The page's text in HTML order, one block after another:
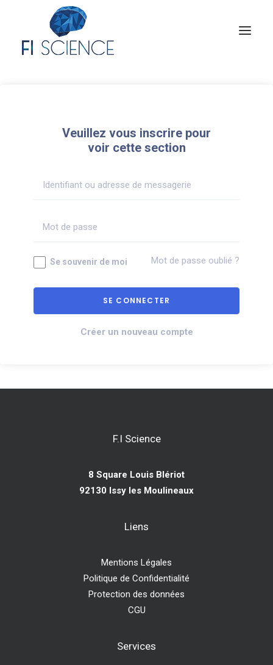
Veuillez vous inscrire pour
voir cette section
Se souvenir de moi Mot de passe oublié ?
Créer un nouveau compte
F.I Science
8 Square Louis Blériot
92130 Issy les Moulineaux
Liens
Mentions Légales
Politique de Confidentialité
Protection des données
CGU
Services